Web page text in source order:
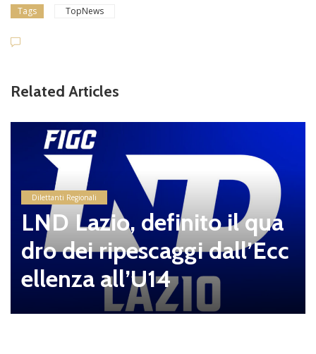
Tags TopNews
Related Articles
Dilettanti Regionali
LND Lazio, definito il qua
dro dei ripescaggi dall’Ecc
ellenza all’U14